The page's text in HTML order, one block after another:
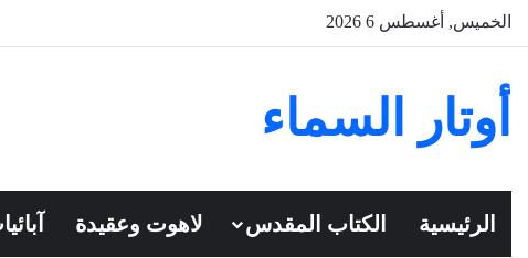
الخميس, أغسطس 6 2026
أوتار السماء
الرئيسية الكتاب المقدس لاهوت وعقيدة